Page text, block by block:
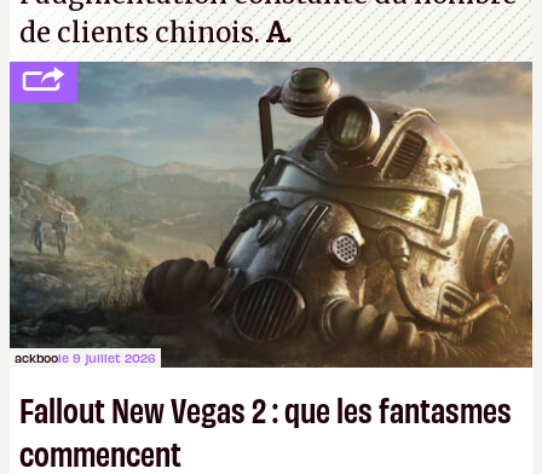
de clients chinois.A.
ackboole 9 juillet 2026
Fallout New Vegas 2 : que les fantasmes
commencent